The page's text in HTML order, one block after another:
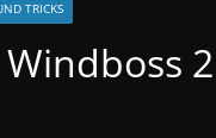
TRICKS